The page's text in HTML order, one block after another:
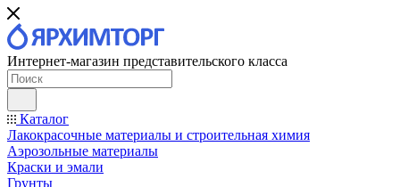
Интернет-магазин представительского класса
Каталог
Лакокрасочные материалы и строительная химия
Аэрозольные материалы
Краски и эмали
Грунты